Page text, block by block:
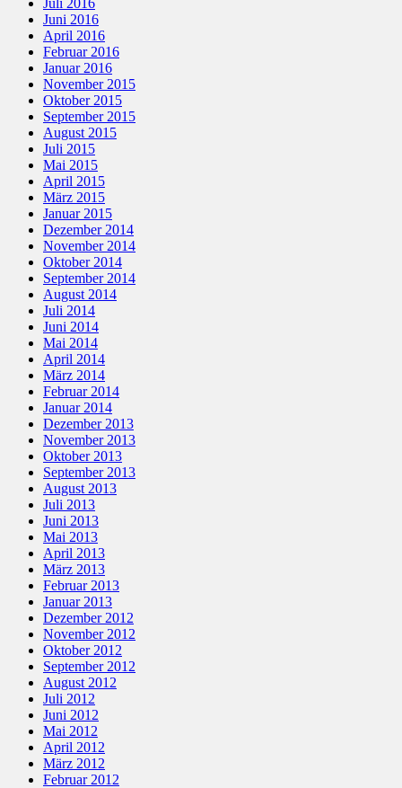
Juni 2016
April 2016
Februar 2016
Januar 2016
November 2015
Oktober 2015
September 2015
August 2015
Juli 2015
Mai 2015
April 2015
März 2015
Januar 2015
Dezember 2014
November 2014
Oktober 2014
September 2014
August 2014
Juli 2014
Juni 2014
Mai 2014
April 2014
März 2014
Februar 2014
Januar 2014
Dezember 2013
November 2013
Oktober 2013
September 2013
August 2013
Juli 2013
Juni 2013
Mai 2013
April 2013
März 2013
Februar 2013
Januar 2013
Dezember 2012
November 2012
Oktober 2012
September 2012
August 2012
Juli 2012
Juni 2012
Mai 2012
April 2012
März 2012
Februar 2012